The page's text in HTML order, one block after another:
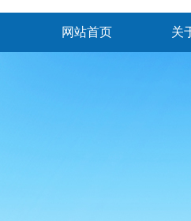
网站首页 关